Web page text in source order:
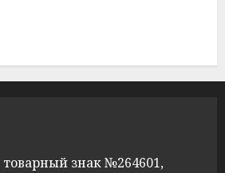
товарный знак №264601,